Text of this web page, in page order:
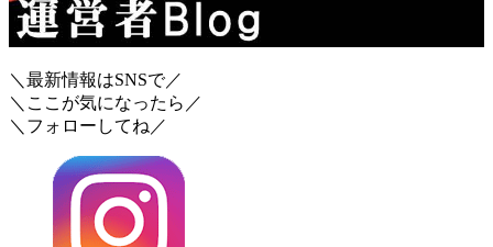
＼最新情報はSNSで／
＼ここが気になったら／
＼フォローしてね／